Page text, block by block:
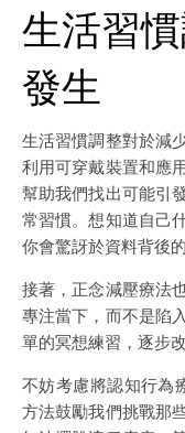
生活習
發生
生活習慣調整對於減
利用可穿戴裝置和應
幫助我們找出可能引
常習慣。想知道自己
你會驚訝於資料背後
接著，正念減壓療法
專注當下，而不是陷
單的冥想練習，逐步
不妨考慮將認知行為
方法鼓勵我們挑戰那